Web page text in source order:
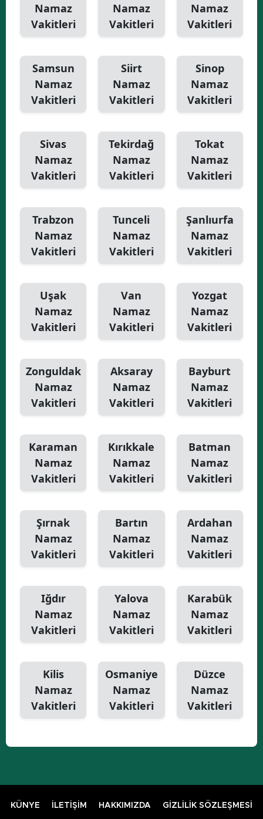
Namaz
Vakitleri
Namaz
Vakitleri
Namaz
Vakitleri
Samsun
Namaz
Vakitleri
Siirt
Namaz
Vakitleri
Sinop
Namaz
Vakitleri
Sivas
Namaz
Vakitleri
Tekirdağ
Namaz
Vakitleri
Tokat
Namaz
Vakitleri
Trabzon
Namaz
Vakitleri
Tunceli
Namaz
Vakitleri
Şanlıurfa
Namaz
Vakitleri
Uşak
Namaz
Vakitleri
Van
Namaz
Vakitleri
Yozgat
Namaz
Vakitleri
Zonguldak
Namaz
Vakitleri
Aksaray
Namaz
Vakitleri
Bayburt
Namaz
Vakitleri
Karaman
Namaz
Vakitleri
Kırıkkale
Namaz
Vakitleri
Batman
Namaz
Vakitleri
Şırnak
Namaz
Vakitleri
Bartın
Namaz
Vakitleri
Ardahan
Namaz
Vakitleri
Iğdır
Namaz
Vakitleri
Yalova
Namaz
Vakitleri
Karabük
Namaz
Vakitleri
Kilis
Namaz
Vakitleri
Osmaniye
Namaz
Vakitleri
Düzce
Namaz
Vakitleri
KÜNYE İLETİŞİM HAKKIMIZDA GİZLİLİK SÖZLEŞMESİ